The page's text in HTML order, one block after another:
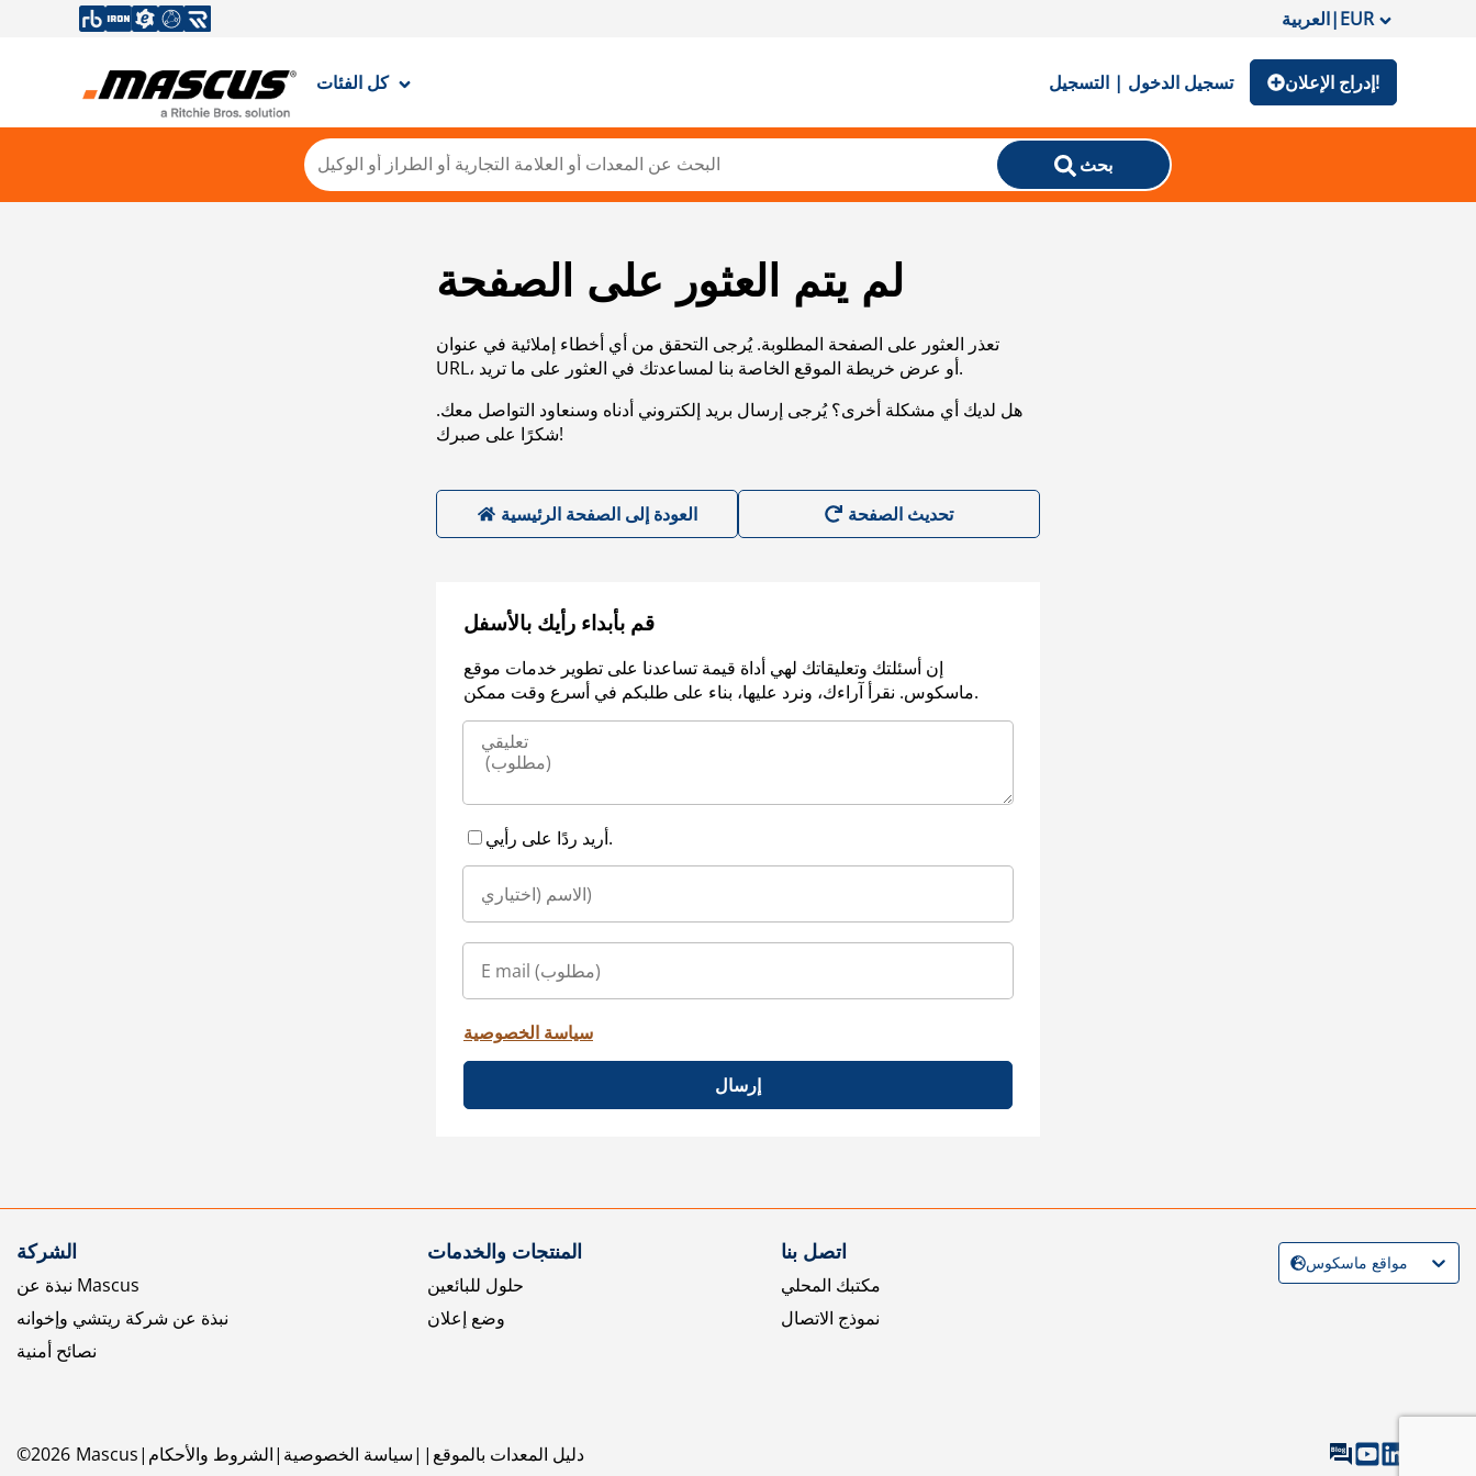
العربية|EUR
كل الفئات تسجيل الدخول | التسجيل إدراج الإعلان!
بحث
لم يتم العثور على الصفحة
تعذر العثور على الصفحة المطلوبة. يُرجى التحقق من أي أخطاء إملائية في عنوان
URL، أو عرض خريطة الموقع الخاصة بنا لمساعدتك في العثور على ما تريد.
هل لديك أي مشكلة أخرى؟ يُرجى إرسال بريد إلكتروني أدناه وسنعاود التواصل معك.
شكرًا على صبرك!
العودة إلى الصفحة الرئيسية
قم بأبداء رأيك بالأسفل
إن أسئلتك وتعليقاتك لهي أداة قيمة تساعدنا على تطوير خدمات موقع
ماسكوس. نقرأ آراءك، ونرد عليها، بناء على طلبكم في أسرع وقت ممكن.
أريد ردًا على رأيي.
سياسة الخصوصية
إرسال
الشركة
نبذة عن Mascus
نبذة عن شركة ريتشي وإخوانه
نصائح أمنية
المنتجات والخدمات
حلول للبائعين
وضع إعلان
اتصل بنا
مكتبك المحلي
نموذج الاتصال
©2026 Mascus الشروط والأحكام سياسة الخصوصية دليل المعدات بالموقع
مواقع ماسكوس